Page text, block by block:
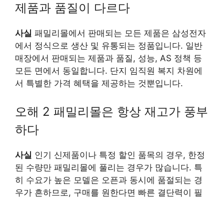
제품과 품질이 다르다
사실 패밀리몰에서 판매되는 모든 제품은 삼성전자
에서 정식으로 생산 및 유통되는 정품입니다. 일반
매장에서 판매되는 제품과 품질, 성능, AS 정책 등
모든 면에서 동일합니다. 단지 임직원 복지 차원에
서 특별한 가격 혜택을 제공하는 것뿐입니다.
오해 2 패밀리몰은 항상 재고가 풍부
하다
사실 인기 신제품이나 특정 할인 품목의 경우, 한정
된 수량만 패밀리몰에 풀리는 경우가 많습니다. 특
히 수요가 높은 모델은 오픈과 동시에 품절되는 경
우가 흔하므로, 구매를 원한다면 빠른 결단력이 필